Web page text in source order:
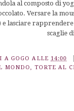
al composto di
Versare la
e lasciare
scaglie
A GOGO ALLE 14:00
MONDO TORTE AL